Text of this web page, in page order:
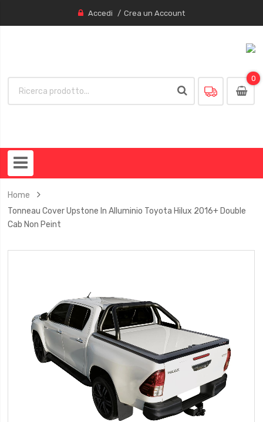
Accedi Crea un Account
0
0
Home
Tonneau Cover Upstone In Alluminio Toyota Hilux 2016+ Double
Cab Non Peint